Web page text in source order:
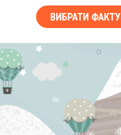
ВИБРАТИ